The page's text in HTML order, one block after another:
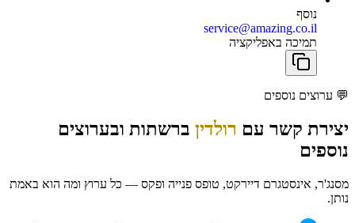
נוסף
service@amazing.co.il
תמיכה באפליקציה
💬 ערוצים נוספים
יצירת קשר עם רולדין ברשתות ובערוצים
נוספים
מסנג'ר, אינסטגרם דיירקט, טופס פנייה ופקס — כל ערוץ ומה הוא באמת
נותן.